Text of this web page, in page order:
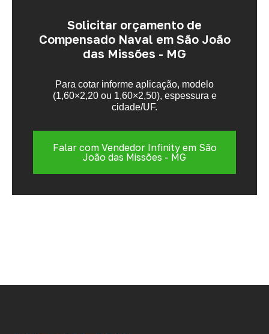
Solicitar orçamento de
Compensado Naval em São João
das Missões - MG
Para cotar informe aplicação, modelo
(1,60×2,20 ou 1,60×2,50), espessura e
cidade/UF.
Falar com Vendedor Infinity em São
João das Missões - MG